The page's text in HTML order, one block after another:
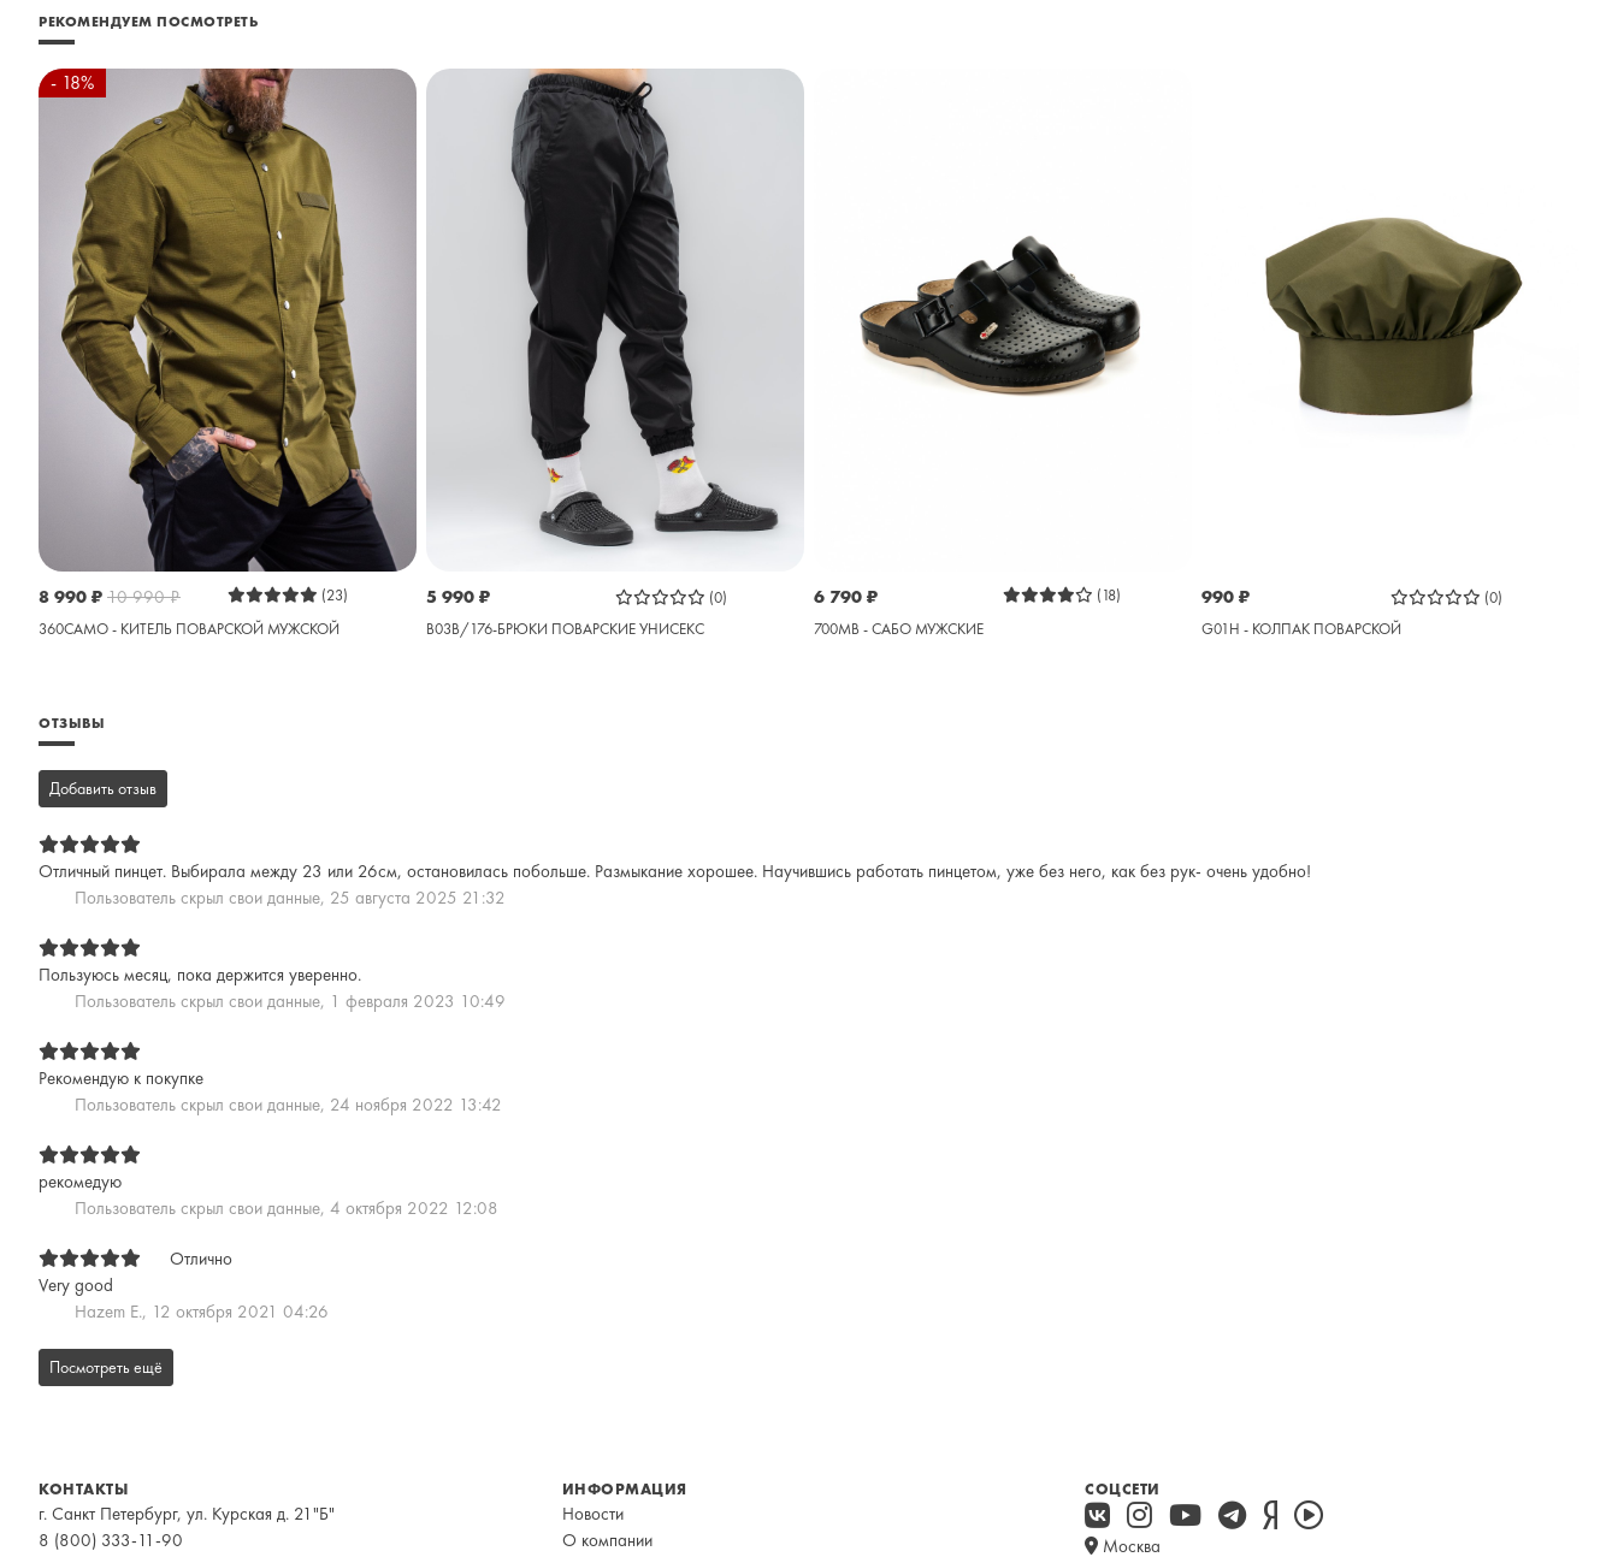
РЕКОМЕНДУЕМ ПОСМОТРЕТЬ
- 18%
8 990 ₽ 10 990₽
(23)
360CAMO - КИТЕЛЬ ПОВАРСКОЙ МУЖСКОЙ
5 990 ₽
(0)
B03B/176-БРЮКИ ПОВАРСКИЕ УНИСЕКС
6 790 ₽
(18)
700MB - САБО МУЖСКИЕ
990 ₽
(0)
G01H - КОЛПАК ПОВАРСКОЙ
ОТЗЫВЫ
Добавить отзыв
Отличный пинцет. Выбирала между 23 или 26см, остановилась побольше. Размыкание хорошее. Научившись работать пинцетом, уже без него, как без рук- очень удобно!
Пользователь скрыл свои данные, 25 августа 2025 21:32
Пользуюсь месяц, пока держится уверенно.
Пользователь скрыл свои данные, 1 февраля 2023 10:49
Рекомендую к покупке
Пользователь скрыл свои данные, 24 ноября 2022 13:42
рекомедую
Пользователь скрыл свои данные, 4 октября 2022 12:08
Отлично
Very good
Hazem E., 12 октября 2021 04:26
Посмотреть ещё
КОНТАКТЫ
г. Санкт Петербург, ул. Курская д. 21"Б"
8 (800) 333-11-90
ИНФОРМАЦИЯ
Новости
О компании
СОЦСЕТИ
Москва